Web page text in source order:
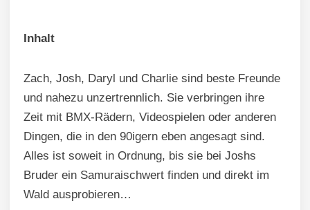
Inhalt
Zach, Josh, Daryl und Charlie sind beste Freunde
und nahezu unzertrennlich. Sie verbringen ihre
Zeit mit BMX-Rädern, Videospielen oder anderen
Dingen, die in den 90igern eben angesagt sind.
Alles ist soweit in Ordnung, bis sie bei Joshs
Bruder ein Samuraischwert finden und direkt im
Wald ausprobieren…